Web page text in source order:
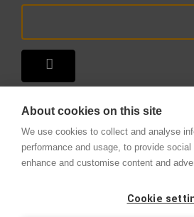
Copyright © 2025 – A Loja do Extintor .
About cookies on this site
We use cookies to collect and analyse
performance and usage, to provide
enhance and customise content and
Cookie